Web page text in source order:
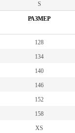
S
РАЗМЕР
128
134
140
146
152
158
XS